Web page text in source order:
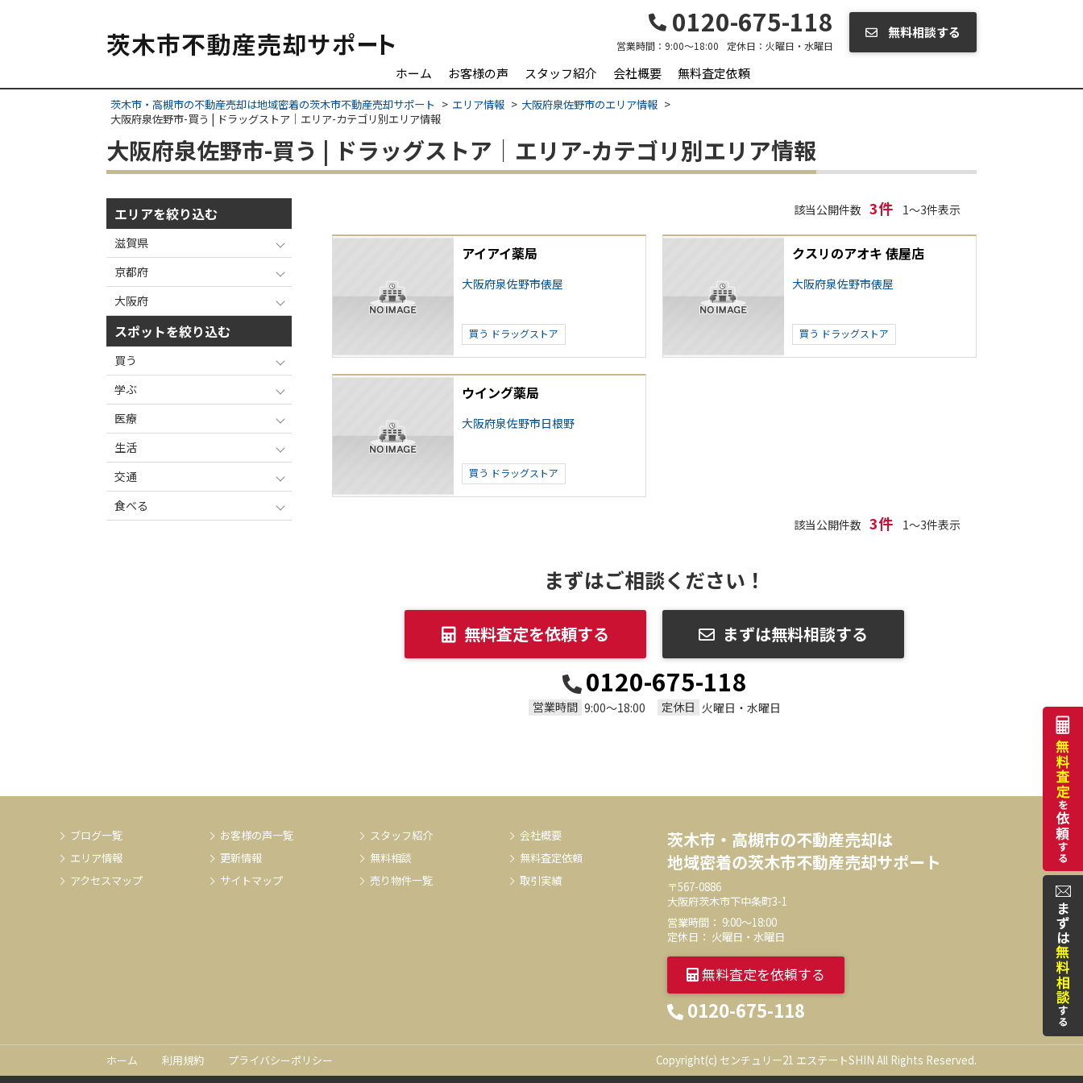
0120-675-118
営業時間： 9:00～18:00 定休日： 火曜日・水曜日
無料相談する
ホーム お客様の声 スタッフ紹介 会社概要 無料査定依頼
茨木市・高槻市の不動産売却は地域密着の茨木市不動産売却サポート エリア情報
大阪府泉佐野市のエリア情報
大阪府泉佐野市-買う | ドラッグストア｜エリア-カテゴリ別エリア情報
大阪府泉佐野市-買う | ドラッグストア｜エリア-カテゴリ別エリア情報
該当公開件数 3件 1～3件表示
アイアイ薬局
大阪府泉佐野市俵屋
買う ドラッグストア
クスリのアオキ 俵屋店
大阪府泉佐野市俵屋
買う ドラッグストア
ウイング薬局
大阪府泉佐野市日根野
買う ドラッグストア
該当公開件数 3件 1～3件表示
まずはご相談ください！
無料査定を依頼する まずは無料相談する
0120-675-118
営業時間 9:00～18:00 定休日 火曜日・水曜日
エリアを絞り込む
滋賀県
京都府
大阪府
スポットを絞り込む
買う
学ぶ
医療
生活
交通
食べる
ブログ一覧
エリア情報
アクセスマップ
お客様の声一覧
更新情報
サイトマップ
スタッフ紹介
無料相談
売り物件一覧
会社概要
無料査定依頼
取引実績
茨木市・高槻市の不動産売却は
地域密着の茨木市不動産売却サポート
〒567-0886
大阪府茨木市下中条町3-1
営業時間： 9:00～18:00
定休日： 火曜日・水曜日
無料査定を依頼する
0120-675-118
ホーム 利用規約 プライバシーポリシー Copyright(c) センチュリー21 エステートSHIN All Rights Reserved.